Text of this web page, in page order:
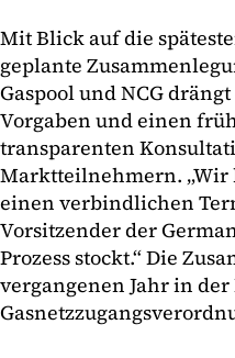
Mit Blick auf die
geplante
Gaspool und NCG
Vorgaben und einen
transparenten
Marktteilnehmern.
einen verbindlichen
Vorsitzender der
Prozess stockt.“ Die
vergangenen Jahr in